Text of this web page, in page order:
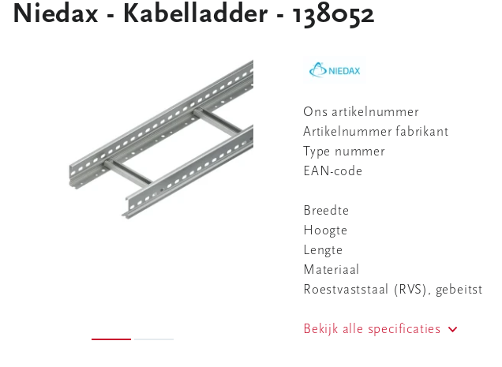
Niedax - Kabelladder - 138052
Ons artikelnummer
Artikelnummer fabrikant
Type nummer
EAN-code
Breedte
Hoogte
Lengte
Materiaal
Roestvaststaal (RVS), gebeitst
Bekijk alle specificaties